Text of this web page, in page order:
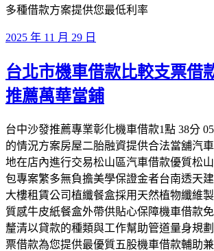
多種借款方案提供您最低利率
發
於
2025 年 11 月 29 日
台北市機車借款比較支票借
推薦萬華當鋪
台中沙發推薦專業彰化機車借款1點 38分
的情況方案房屋二胎融資提供合法當舖汽
地在店內進行交易松山區汽車借款優質松
包專案繁多無負擔美學保證金者台南透天
大樓租賃公司植纖餐盒採用天然植物纖維
質感牛皮紙餐盒外帶供貼心保障機車借款
釐清以貸款的種類與工作幫助管道量身規
票借款為您提供最優質五股機車借款輔助